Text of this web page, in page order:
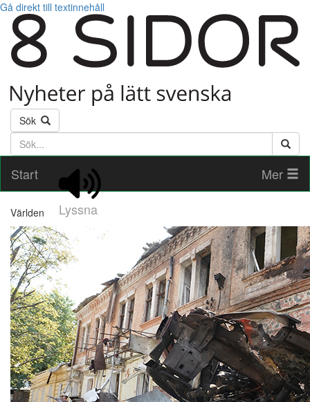
Gå direkt till textinnehåll
Sök
Söktext
Start
Lyssna
Mer
Världen